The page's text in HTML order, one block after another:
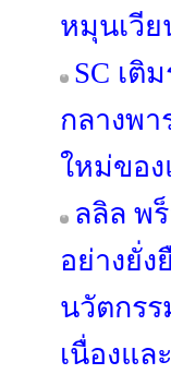
หมุนเวีย
SC เติ
กลางพ
ใหม่ขอ
ลลิล พ
อย่างยั่
นวัตกร
เนื่องแล